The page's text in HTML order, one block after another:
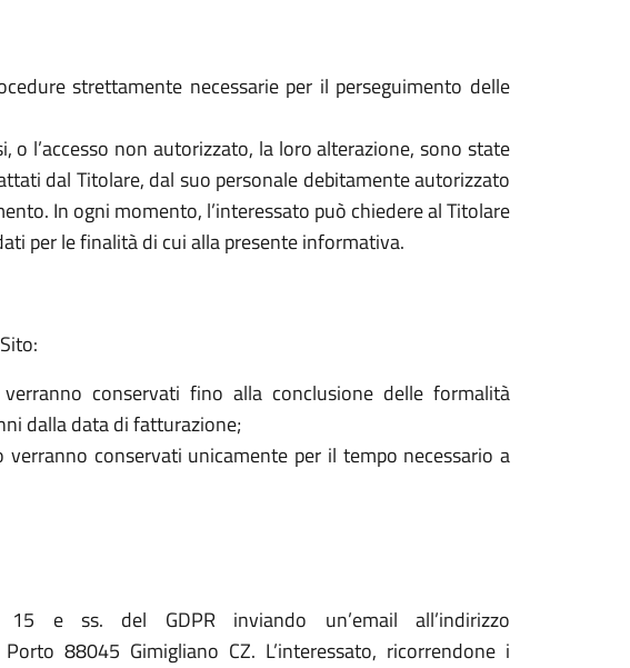
strettamente necessarie per il perseguimento delle
l’accesso non autorizzato, la loro alterazione, sono state
dal Titolare, dal suo personale debitamente autorizzato
In ogni momento, l’interessato può chiedere al Titolare
per le finalità di cui alla presente informativa.
conservati fino alla conclusione delle formalità
dalla data di fatturazione;
conservati unicamente per il tempo necessario a
e ss. del GDPR inviando un’email all’indirizzo
88045 Gimigliano CZ. L’interessato, ricorrendone i